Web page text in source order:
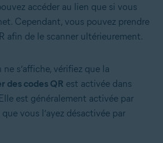
accéder au lien que si vous
Cependant, vous pouvez prendre
afin de le scanner ultérieurement.
s’affiche, vérifiez que la
des codes QR est activée dans
est généralement activée par
vous l’ayez désactivée par